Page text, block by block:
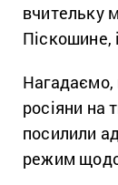
вчительку
Піскошине,
Нагадаємо,
росіяни на
посилили
режим щодо